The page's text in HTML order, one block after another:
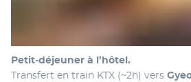
Petit‑déjeuner à l’hôtel.
Transfert en train KTX (~2h) vers